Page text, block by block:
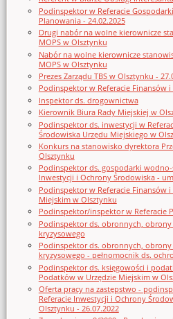
Podinspektor w Referacie
Planowania - 24.02.2025
Drugi nabór na wolne kierownicze
MOPS w Olsztynku
Nabór na wolne kierownicze
MOPS w Olsztynku
Prezes Zarządu TBS w Olsztynku -
Podinspektor w Referacie Finansów
Inspektor ds. drogownictwa
Kierownik Biura Rady Miejskiej w
Podinspektor ds. inwestycji w
Środowiska Urzędu Miejskiego w
Konkurs na stanowisko dyrektora
Olsztynku
Podinspektor ds. gospodarki
Inwestycji i Ochrony Środowiska -
Podinspektor w Referacie Finansów
Miejskim w Olsztynku
Podinspektor/inspektor w Referacie
Podinspektor ds. obronnych, obrony
kryzysowego
Podinspektor ds. obronnych, obrony
kryzysowego - pełnomocnik ds.
Podinspektor ds. księgowości i
Podatków w Urzędzie Miejskim w
Oferta pracy na zastępstwo -
Referacie Inwestycji i Ochrony
Olsztynku - 26.07.2022